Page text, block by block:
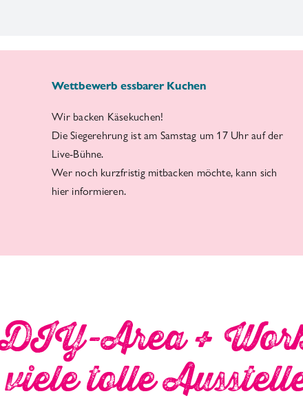
Wettbewerb essbarer Kuchen
Wir backen Käsekuchen!
Die Siegerehrung ist am Samstag um 17 Uhr auf der
Live-Bühne.
Wer noch kurzfristig mitbacken möchte, kann sich
hier informieren.
Area +
tolle